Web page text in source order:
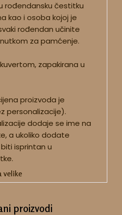
rođendansku čestitku
kao i osoba kojoj je
rođendan učinite
za pamćenje.
zapakirana u
proizvoda je
personalizacije).
dodaje se ime na
a ukoliko dodate
isprintan u
velike
proizvodi